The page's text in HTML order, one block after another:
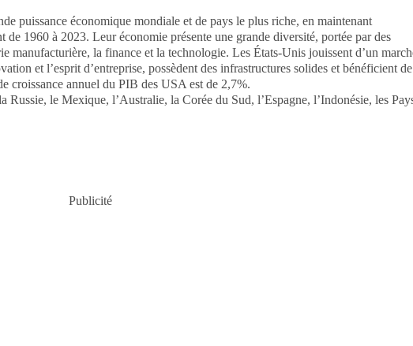
puissance économique mondiale et de pays le plus riche, en maintenant
de 1960 à 2023. Leur économie présente une grande diversité, portée par des
manufacturière, la finance et la technologie. Les États-Unis jouissent d’un
et l’esprit d’entreprise, possèdent des infrastructures solides et bénéficient de
croissance annuel du PIB des USA est de 2,7%.
Russie, le Mexique, l’Australie, la Corée du Sud, l’Espagne, l’Indonésie, les
Publicité